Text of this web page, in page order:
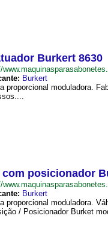
Burkert 8630
Burkert
proporcional moduladora.
posicionador
Burkert
proporcional moduladora.
/ Posicionador Burket